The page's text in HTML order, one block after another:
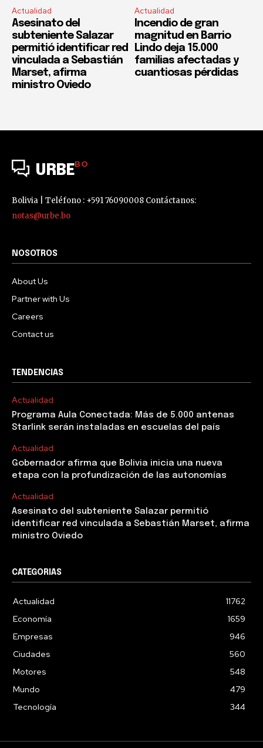
Actualidad
Asesinato del
subteniente Salazar
permitió identificar red
vinculada a Sebastián
Marset, afirma
ministro Oviedo
Actualidad
Incendio de gran
magnitud en Barrio
Lindo deja 15.000
familias afectadas y
cuantiosas pérdidas
URBEBO
Bolivia | Teléfono : +591 76090008 Contáctanos:
notas@urbe.bo
NOSOTROS
About Us
Partner with Us
Careers
Contact us
TENDENCIAS
Actualidad
Programa Aula Conectada: Más de 5.000 antenas
Starlink serán instaladas en escuelas del país
Actualidad
Gobernador afirma que Bolivia inicia una nueva
etapa con la profundización de las autonomías
Actualidad
Asesinato del subteniente Salazar permitió
identificar red vinculada a Sebastián Marset, afirma
ministro Oviedo
CATEGORIAS
Actualidad
11762
Economía
1659
Empresas
946
Ciudades
560
Motores
548
Mundo
479
Tecnología
344